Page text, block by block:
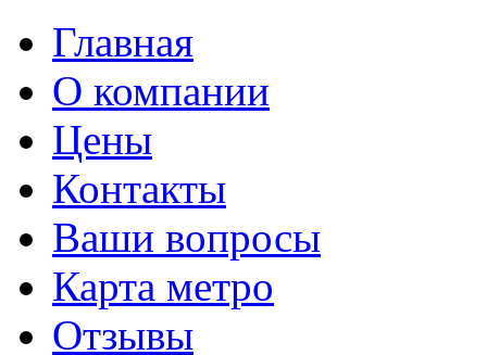
Главная
О компании
Цены
Контакты
Ваши вопросы
Карта метро
Отзывы